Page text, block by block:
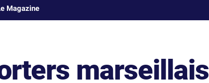
Magazine
marseillais